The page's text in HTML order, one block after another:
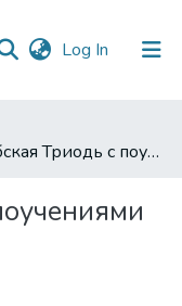
Log In (current)
Загребская Триодь с поучениями Феодора Студита